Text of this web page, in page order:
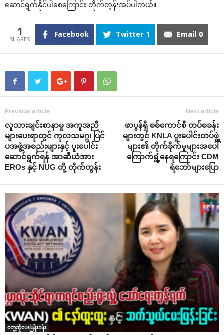
ဆောင်ရွက်နိုင်ပါစေကြောင်း တိုက်တွန်းအပ်ပါတယ်။
1 Facebook Twitter 1 Email 0
Previous article
လူသားချင်းစာနာမှု အကူအညီ
များပေးရာတွင် ကုလသမဂ္ဂ၊ ပြင်
ပအဖွဲ့အစည်းများနှင့် ပူးပေါင်း
ဆောင်ရွက်ရန် အာဆီယံအား
EROs နှင့် NUG တို့ တိုက်တွန်း
Next article
ဖာပွန်ရှိ စစ်ကောင်စီ တပ်စခန်း
များတွင် KNLA ပူးပေါင်းတပ်ဖွဲ့
များ၏ တိုက်ခိုက်မှုများအပေါ်
ကြောက်ရွံ့နေရကြောင်း CDM
ရဲဘော်များပြော
တွေ့ဆုံမေးမြန်းခန်း